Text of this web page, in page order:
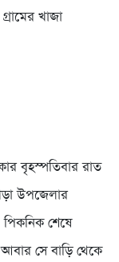
খাজা
বৃহস্পতিবার রাত
উপজেলার
শেষে
সে বাড়ি থেকে